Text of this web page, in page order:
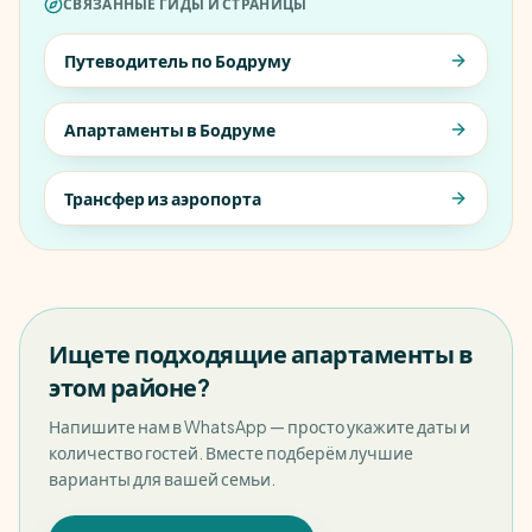
СВЯЗАННЫЕ ГИДЫ И СТРАНИЦЫ
Путеводитель по Бодруму
Апартаменты в Бодруме
Трансфер из аэропорта
Ищете подходящие апартаменты в
этом районе?
Напишите нам в WhatsApp — просто укажите даты и
количество гостей. Вместе подберём лучшие
варианты для вашей семьи.